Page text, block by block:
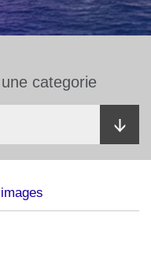
categorie